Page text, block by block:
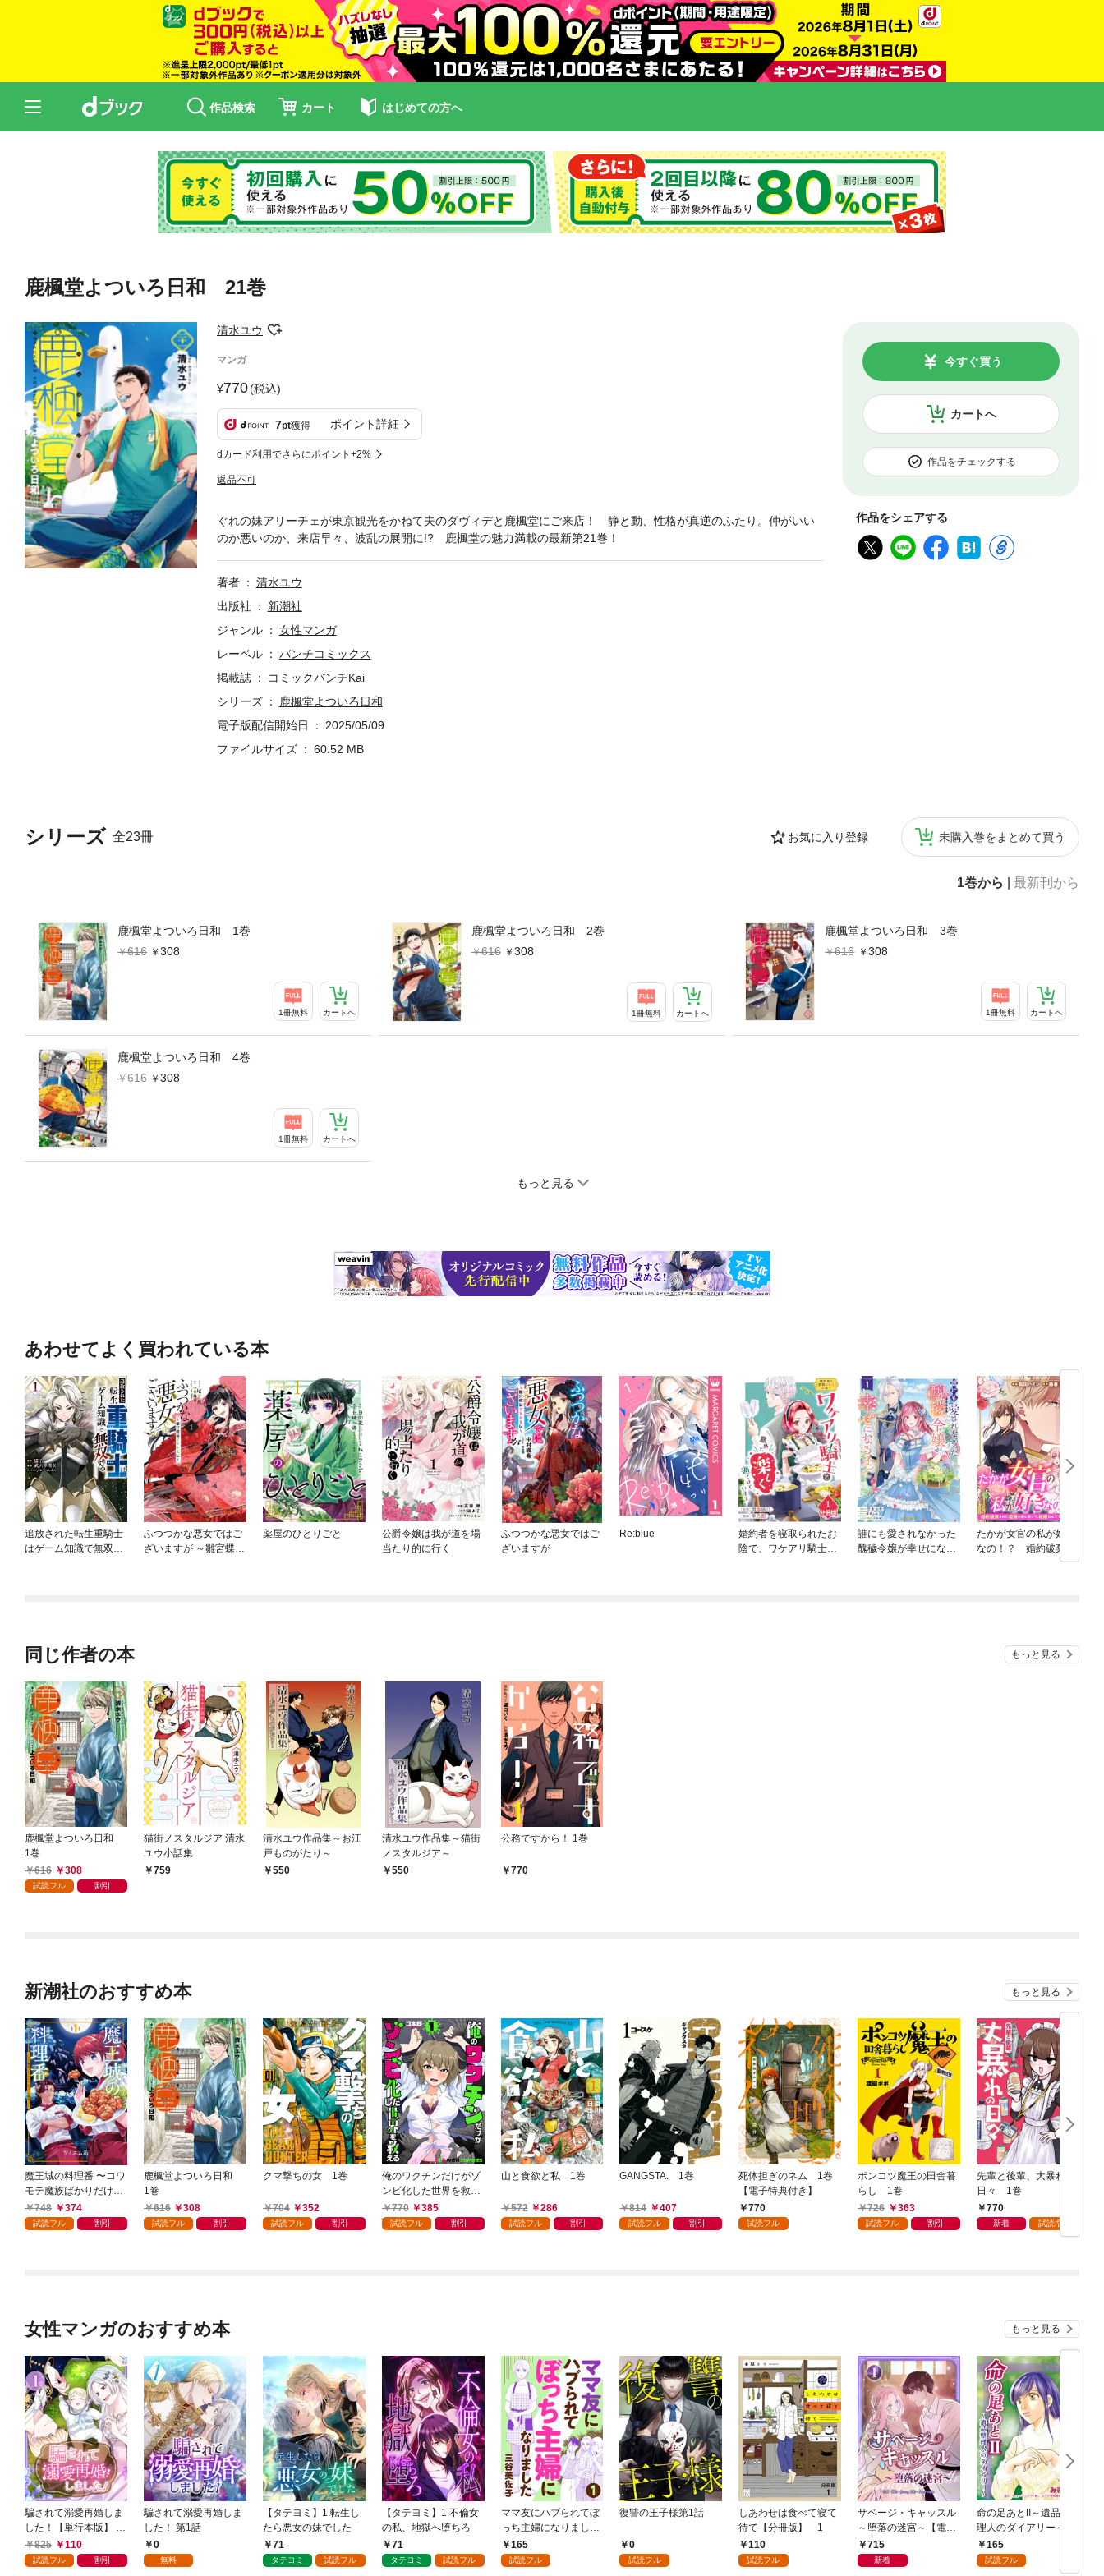
作品検索 カート はじめての方へ
鹿楓堂よついろ日和 21巻
清水ユウ
マンガ
770(税込)
7pt獲得 ポイント詳細
dカード利用でさらにポイント+2%
返品不可
カートへ
今すぐ買う
作品をチェックする
作品をシェアする
シリーズ 全23冊 お気に入り登録 未購入巻をまとめて買う
1巻から 最新刊から
鹿楓堂よついろ日和 1巻
616
308
1冊無料 カートへ
鹿楓堂よついろ日和 2巻
616
308
1冊無料 カートへ
鹿楓堂よついろ日和 3巻
616
308
1冊無料 カートへ
鹿楓堂よついろ日和 4巻
616
308
1冊無料 カートへ
もっと見る
ぐれの妹アリーチェが東京観光をかねて夫のダヴィデと鹿楓堂にご来店！ 静と動、性格が真逆のふたり。仲がいい
のか悪いのか、来店早々、波乱の展開に!? 鹿楓堂の魅力満載の最新第21巻！
著者
清水ユウ
出版社
新潮社
ジャンル
女性マンガ
レーベル
バンチコミックス
掲載誌
コミックバンチKai
シリーズ
鹿楓堂よついろ日和
電子版配信開始日
2025/05/09
ファイルサイズ
60.52 MB
あわせてよく買われている本
追放された転生重騎士
はゲーム知識で無双す
ふつつかな悪女ではご
ざいますが ～雛宮蝶鼠
薬屋のひとりごと
公爵令嬢は我が道を場
当たり的に行く
ふつつかな悪女ではご
ざいますが
Re:blue
婚約者を寝取られたお
陰で、ワケアリ騎士と
誰にも愛されなかった
醜穢令嬢が幸せになる
たかが女官の私が好き
なの！？ 婚約破棄さ
れた姫様を差し置い
同じ作者の本 もっと見る
鹿楓堂よついろ日和
1巻
616
308
試読フル 割引
猫街ノスタルジア 清水
ユウ小話集
759
清水ユウ作品集～お江
戸ものがたり～
550
清水ユウ作品集～猫街
ノスタルジア～
550
公務ですから！ 1巻
770
新潮社のおすすめ本 もっと見る
魔王城の料理番 〜コワ
モテ魔族ばかりだけ
ど、ホワイトな職場で
す〜 1巻
748 374
試読フル 割引
鹿楓堂よついろ日和
1巻
616
308
試読フル 割引
クマ撃ちの女 1巻
704 352
試読フル 割引
俺のワクチンだけがゾ
ンビ化した世界を救え
る 1巻
770 385
試読フル 割引
山と食欲と私 1巻
572 286
試読フル 割引
GANGSTA. 1巻
814 407
試読フル 割引
死体担ぎのネム 1巻
【電子特典付き】
770
試読フル
ポンコツ魔王の田舎暮
らし 1巻
726
363
試読フル 割引
先輩と後輩、大暴れの
日々 1巻
770
新着 試読増量
女性マンガのおすすめ本 もっと見る
騙されて溺愛再婚しま
した！【単行本版】 1
巻825 110
試読フル 割引
騙されて溺愛再婚しま
した！ 第1話
0
無料
【タテヨミ】1.転生し
たら悪女の妹でした
71
タテヨミ 試読フル
【タテヨミ】1.不倫女
の私、地獄へ堕ちろ
71
タテヨミ 試読フル
ママ友にハブられてぼ
っち主婦になりました
【分冊版】 1
165
試読フル
復讐の王子様第1話
0
試読フル
しあわせは食べて寝て
待て【分冊版】 1
110
試読フル
サベージ・キャッスル
～堕落の迷宮～【電子
単行本版】 第1巻
715
新着
命の足あとⅡ～遺品整
理人のダイアリー～
1巻165
試読フル